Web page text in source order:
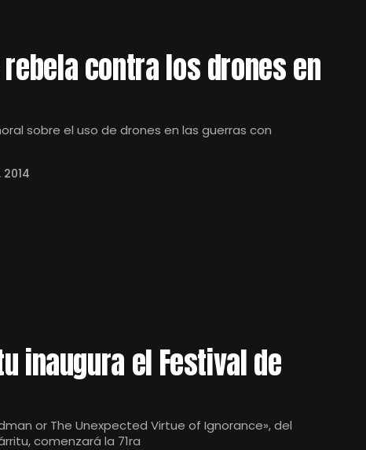
rebela contra los drones en
sobre el uso de drones en las guerras con
2014
inaugura el Festival de
or The Unexpected Virtue of Ignorance», del
comenzará la 71ra